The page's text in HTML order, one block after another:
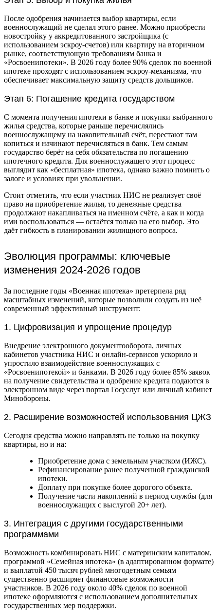
После одобрения начинается выбор квартиры, если
военнослужащий не сделал этого ранее. Можно приобрести
новостройку у аккредитованного застройщика (с
использованием эскроу-счетов) или квартиру на вторичном
рынке, соответствующую требованиям банка и
«Росвоенипотеки». В 2026 году более 90% сделок по военной
ипотеке проходят с использованием эскроу-механизма, что
обеспечивает максимальную защиту средств дольщиков.
Этап 6: Погашение кредита государством
С момента получения ипотеки в банке и покупки выбранного
жилья средства, которые раньше перечислялись
военнослужащему на накопительный счёт, перестают там
копиться и начинают перечисляться в банк. Тем самым
государство берёт на себя обязательства по погашению
ипотечного кредита. Для военнослужащего этот процесс
выглядит как «бесплатная» ипотека, однако важно помнить о
залоге и условиях при увольнении.
Стоит отметить, что если участник НИС не реализует своё
право на приобретение жилья, то денежные средства
продолжают накапливаться на именном счёте, а как и когда
ими воспользоваться — остаётся только на его выбор. Это
даёт гибкость в планировании жилищного вопроса.
Эволюция программы: ключевые
изменения 2024-2026 годов
За последние годы «Военная ипотека» претерпела ряд
масштабных изменений, которые позволили создать из неё
современный эффективный инструмент:
1. Цифровизация и упрощение процедур
Внедрение электронного документооборота, личных
кабинетов участника НИС и онлайн-сервисов ускорило и
упростило взаимодействие военнослужащих с
«Росвоенипотекой» и банками. В 2026 году более 85% заявок
на получение свидетельства и одобрение кредита подаются в
электронном виде через портал Госуслуг или личный кабинет
Минобороны.
2. Расширение возможностей использования ЦЖЗ
Сегодня средства можно направлять не только на покупку
квартиры, но и на:
Приобретение дома с земельным участком (ИЖС).
Рефинансирование ранее полученной гражданской
ипотеки.
Доплату при покупке более дорогого объекта.
Получение части накоплений в период службы (для
военнослужащих с выслугой 20+ лет).
3. Интеграция с другими государственными
программами
Возможность комбинировать НИС с материнским капиталом,
программой «Семейная ипотека» (в адаптированном формате)
и выплатой 450 тысяч рублей многодетным семьям
существенно расширяет финансовые возможности
участников. В 2026 году около 40% сделок по военной
ипотеке оформляются с использованием дополнительных
государственных мер поддержки.